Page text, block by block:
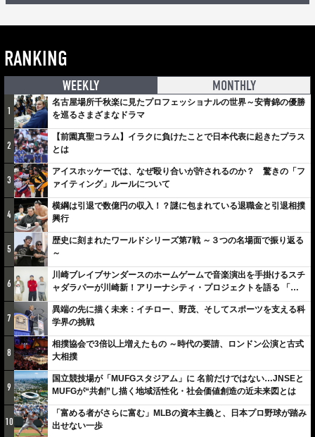
RANKING
WEEKLY MONTHLY
1
名古屋場所千秋楽に見たプロフェッショナルの世界～安青錦の優勝
を巡るさまざまなドラマ
2
【前園真聖コラム】イラクに負けたことで日本代表に起きたプラス
とは
3
アイスホッケーでは、なぜ殴り合いが許されるのか？ 驚きの「フ
ァイティング」ルールについて
4
横綱は引退で数億円の収入！？謎に包まれている退職金と引退相撲
興行
5
歴史に刻まれたワールドシリーズ第7戦 ～３つの名場面で振り返る
～
6
川崎ブレイブサンダースのホームゲームで音楽演出を手掛けるスチ
ャダラパーが川崎新！アリーナシティ・プロジェクトを語る 「楽
しみでしかないでしょ。川崎は、ずっと成長曲線だから」
7
異端の先に描く未来：イチロー、野茂、そしてスポーツを支える科
学界の挑戦
8
相撲協会で3倍以上増えたもの ～時代の要請、ロンドン公演と古式
大相撲
9
国立競技場が「MUFGスタジアム」に 名前だけではない…JNSEと
MUFGが“共創”し描く地域活性化・社会価値創造の近未来図とは
10
「富める者がさらに富む」MLBの資本主義と、日本プロ野球が踏み
出せない一歩